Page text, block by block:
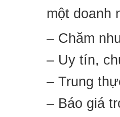
một doanh
– Chăm
– Uy tín,
– Trung
– Báo giá